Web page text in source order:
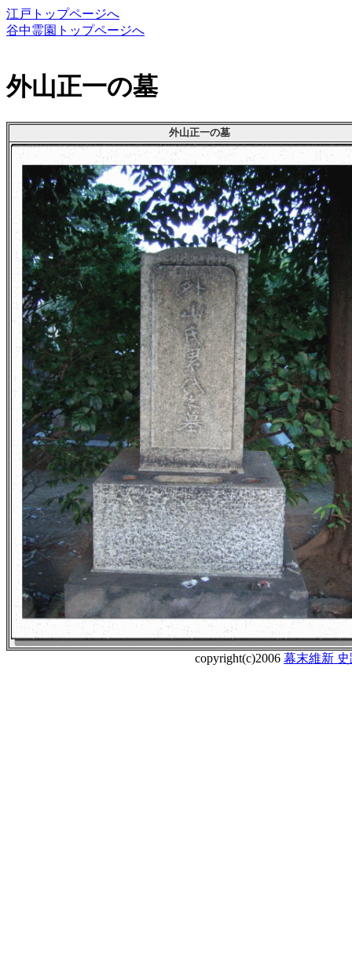
江戸トップページへ
谷中霊園トップページへ
外山正一の墓
外山正一の墓
copyright(c)2006 幕末維新